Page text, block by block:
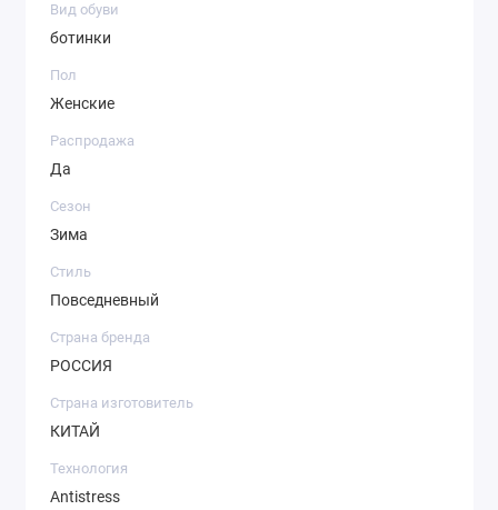
Вид обуви
ботинки
Пол
Женские
Распродажа
Да
Сезон
Зима
Стиль
Повседневный
Страна бренда
РОССИЯ
Страна изготовитель
КИТАЙ
Технология
Antistress